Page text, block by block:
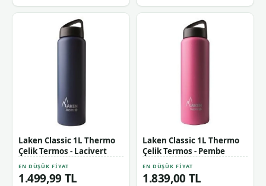
Laken Classic 1L Thermo
Çelik Termos - Lacivert
EN DÜŞÜK FIYAT
1.499,99 TL
Laken Classic 1L Thermo
Çelik Termos - Pembe
EN DÜŞÜK FIYAT
1.839,00 TL